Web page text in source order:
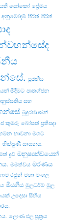
සෝකෝ ප්‍රේමය
අනුමෝදම් පිරිත් පිරිත්
පූජනීය
මිදීමට පෘතග්ජන
සහ
බුදුරජාණන්
කුමරු බෝසත් ප්‍රතිපදා
භාවනා මගට
භික්ෂුණී සාසනය.
ද්‍රව්‍ මනුෂ්‍යත්වයෙන්
මමත්වය මරණය
රජුන් මහා මංගල
මියගිය මුලධර්ම මූල
උදෙසා සිහිය
ලොණ ඵල සූත්‍රය